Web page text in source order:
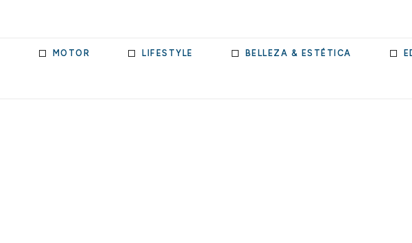
MOTOR LIFESTYLE BELLEZA & ESTÉTICA